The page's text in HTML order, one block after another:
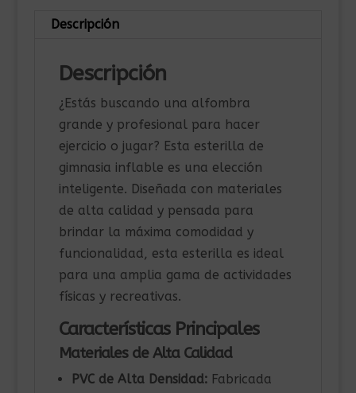
Descripción
Descripción
¿Estás buscando una alfombra
grande y profesional para hacer
ejercicio o jugar? Esta esterilla de
gimnasia inflable es una elección
inteligente. Diseñada con materiales
de alta calidad y pensada para
brindar la máxima comodidad y
funcionalidad, esta esterilla es ideal
para una amplia gama de actividades
físicas y recreativas.
Características Principales
Materiales de Alta Calidad
PVC de Alta Densidad:Fabricada